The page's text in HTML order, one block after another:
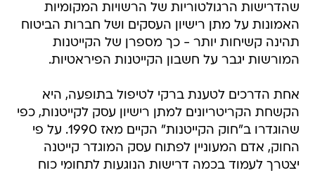
שהדרישות הרגולטוריות של הרשויות המקומיות
האמונות על מתן רישיון העסקים ושל חברות הביטוח
תהינה קשיחות יותר - כך מספרן של הקייטנות
המורשות יגבר על חשבון הקייטנות הפיראטיות.
אחת הדרכים לטענת ברקי לטיפול בתופעה, היא
הקשחת הקריטריונים למתן רישיון עסק לקייטנות, כפי
שהוגדרו ב"חוק הקייטנות" הקיים מאז 1990. על פי
החוק, אדם המעוניין לפתוח עסק המוגדר קייטנה
יצטרך לעמוד בכמה דרישות הנוגעות לתחומי כוח